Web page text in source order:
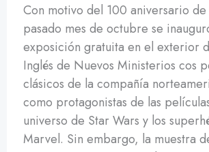
Con motivo del 100 aniversario
pasado mes de octubre se
exposición gratuita en el exterior
Inglés de Nuevos Ministerios cos
clásicos de la compañía
como protagonistas de las
universo de Star Wars y los
Marvel. Sin embargo, la muestra